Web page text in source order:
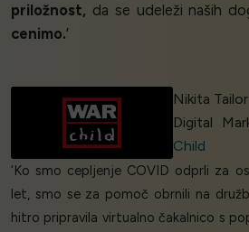
priložnost, da se udeleži naših
cenimo.’
Nikita Tailor
Digital
Child
‘Ko smo cepljenje COVID odprli za
let, smo se za pomoč obrnili na
hitro pripravila virtualno čakalnico s